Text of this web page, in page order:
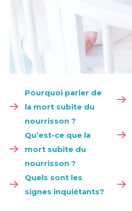
Pourquoi parler de
la mort subite du
nourrisson ?
Qu’est-ce que la
mort subite du
nourrisson ?
Quels sont les
signes inquiétants?